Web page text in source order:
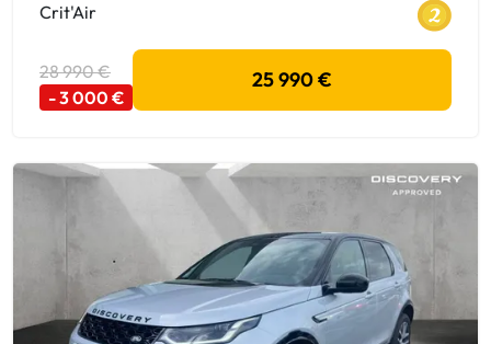
Crit'Air
28 990 €
- 3 000 €
25 990 €